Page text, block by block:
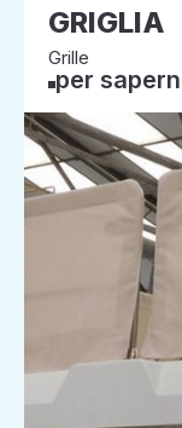
GRIGLIA
Grille
per